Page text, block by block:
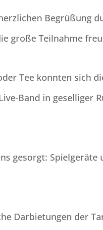
Begrüßung
große Teilnahme
Tee konnten sich
Band in geselliger
gesorgt:
Darbietungen der